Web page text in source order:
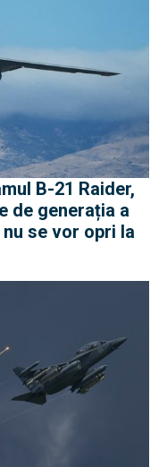
B-21 Raider,
de generația a
se vor opri la